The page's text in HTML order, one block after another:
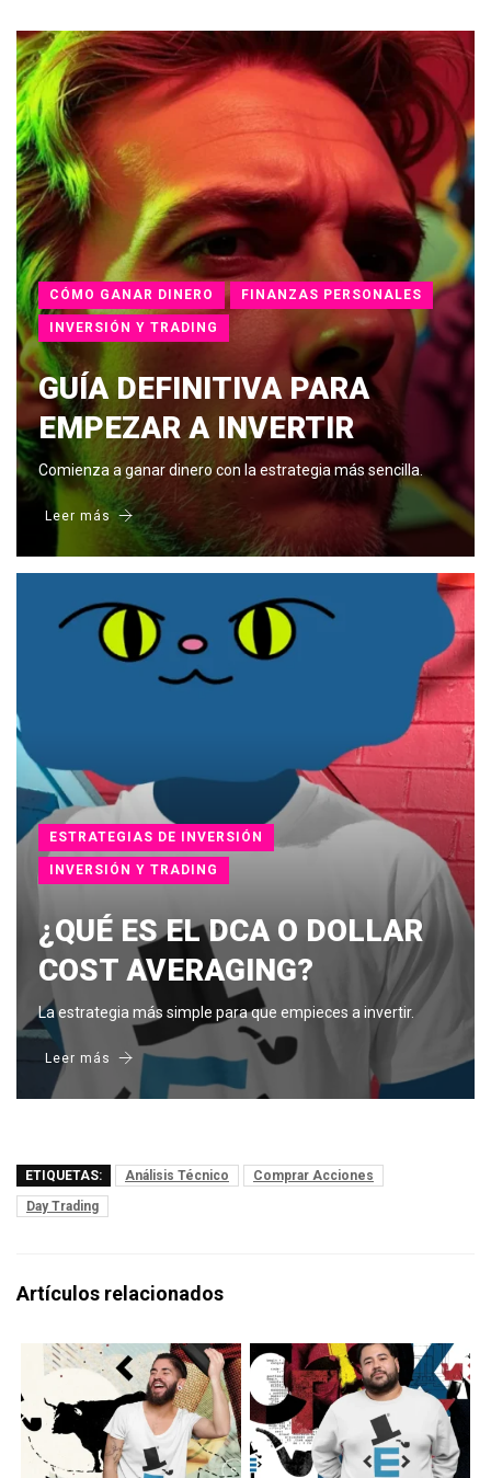
CÓMO GANAR DINERO FINANZAS PERSONALES
INVERSIÓN Y TRADING
GUÍA DEFINITIVA PARA
EMPEZAR A INVERTIR
Comienza a ganar dinero con la estrategia más sencilla.
Leer más
ESTRATEGIAS DE INVERSIÓN
INVERSIÓN Y TRADING
¿QUÉ ES EL DCA O DOLLAR
COST AVERAGING?
La estrategia más simple para que empieces a invertir.
Leer más
ETIQUETAS: Análisis Técnico
Comprar Acciones
Day Trading
Artículos relacionados